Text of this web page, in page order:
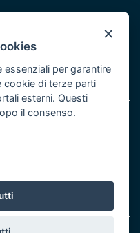
POR Puglia 2014/2020 -
×
per garantire
cookie di terze parti
esterni. Questi
il consenso.